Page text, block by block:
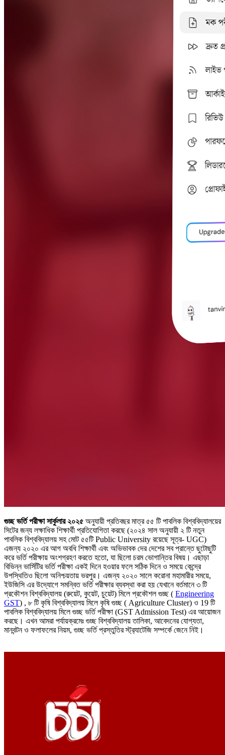
গুচ্ছ ভর্তি পরীক্ষা সার্কুলার ২০২৫ অনুযায়ী প্রতিবছর মাত্র ৫৫ টি পাবলিক বিশ্ববিদ্যালয়ের
সিটের জন্য লক্ষাধিক শিক্ষার্থী প্রতিযোগিতা করছে (২০২৪ সাল অনুযায়ী ২ টি নতুন
পাবলিক বিশ্ববিদ্যালয় সহ মোট ৫৫টি Public University রয়েছে সূত্র- UGC)
এজন্য ২০২০ এর আগ অবধি শিক্ষার্থী এবং অভিভাবক দের দেশের সব প্রান্তে ছুটোছুটি
করে ভর্তি পরীক্ষায় অংশগ্রহণ করতে হতো, যা ছিলো চরম ভোগান্তির বিষয়। এছাড়া
বিভিন্ন ভার্সিটির ভর্তি পরীক্ষা একই দিনে হওয়ার ফলে সঠিক দিনে ও সময়ে কেন্দ্রে
উপস্থিতিও ছিলো অনিশ্চয়তায় ভরপুর। এজন্য ২০২০ সালে করোনা মহামারীর সময়ে,
ইউজিসি এর উদ্যোগে সমন্বিত ভর্তি পরীক্ষার ব্যবস্থা করা হয় যেখানে বর্তমানে ৩ টি
প্রকৌশন বিশ্ববিদ্যালয় (রুয়েট, কুয়েট, চুয়েট) মিলে প্রকৌশল গুচ্ছ ( Engineering
GST) , ৮ টি কৃষি বিশ্ববিদ্যালয় মিলে কৃষি গুচ্ছ ( Agriculture Cluster) ও 19 টি
পাবলিক বিশ্ববিদ্যালয় মিলে গুচ্ছ ভর্তি পরীক্ষা (GST Admission Test) এর আয়োজন
করছে। এখন আমরা পর্যায়ক্রমেঃ গুচ্ছ বিশ্ববিদ্যালয় তালিকা, আবেদনের যোগ্যতা,
মানবন্টন ও ফলাফলের নিয়ম, গুচ্ছ ভর্তি প্রস্তুতির স্ট্র‍্যাটেজি সম্পর্কে জেনে নিই।